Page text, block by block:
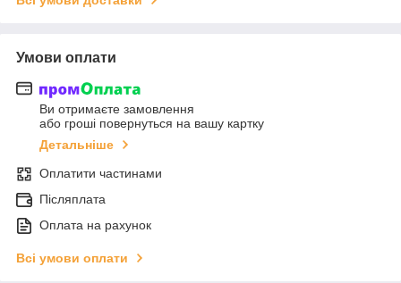
Умови оплати
Ви отримаєте замовлення
або гроші повернуться на вашу картку
Детальніше
Оплатити частинами
Післяплата
Оплата на рахунок
Всі умови оплати